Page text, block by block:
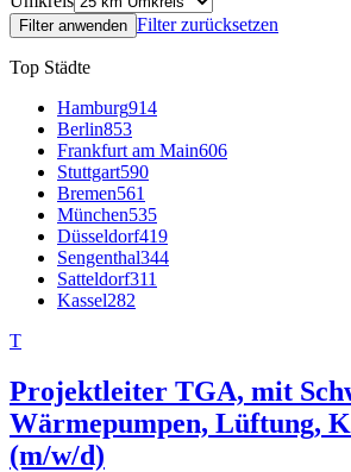
Filter anwenden Filter zurücksetzen
Top Städte
Hamburg914
Berlin853
Frankfurt am Main606
Stuttgart590
Bremen561
München535
Düsseldorf419
Sengenthal344
Satteldorf311
Kassel282
T
Projektleiter TGA, mit
Wärmepumpen, Lüftung,
(m/w/d)